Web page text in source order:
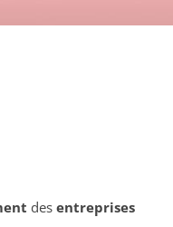
des entreprises